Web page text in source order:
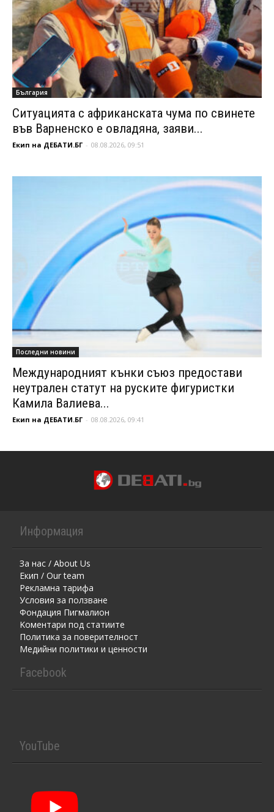
България
Ситуацията с африканската чума по свинете
във Варненско е овладяна, заяви...
Екип на ДЕБАТИ.БГ - 08.08.2026, 09:51
Последни новини
Международният кънки съюз предостави
неутрален статут на руските фигуристки
Камила Валиева...
Екип на ДЕБАТИ.БГ - 08.08.2026, 09:41
Информация
За нас / About Us
Екип / Our team
Рекламна тарифа
Условия за ползване
Фондация Пигмалион
Kоментaри под статиите
Политика за поверителност
Медийни политики и ценности
Facebook
YouTube